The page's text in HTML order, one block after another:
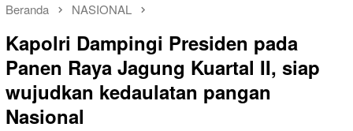
Beranda NASIONAL
Kapolri Dampingi Presiden pada
Panen Raya Jagung Kuartal II, siap
wujudkan kedaulatan pangan
Nasional